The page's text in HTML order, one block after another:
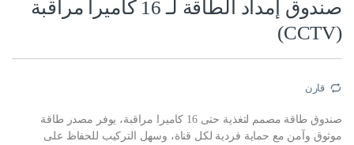
صندوق إمداد الطاقة لـ 16 كاميرا مراقبة
(CCTV)
قارن
صندوق طاقة مصمم لتغذية حتى 16 كاميرا مراقبة، يوفر مصدر طاقة
موثوق وآمن مع حماية فردية لكل قناة، وسهل التركيب للحفاظ على